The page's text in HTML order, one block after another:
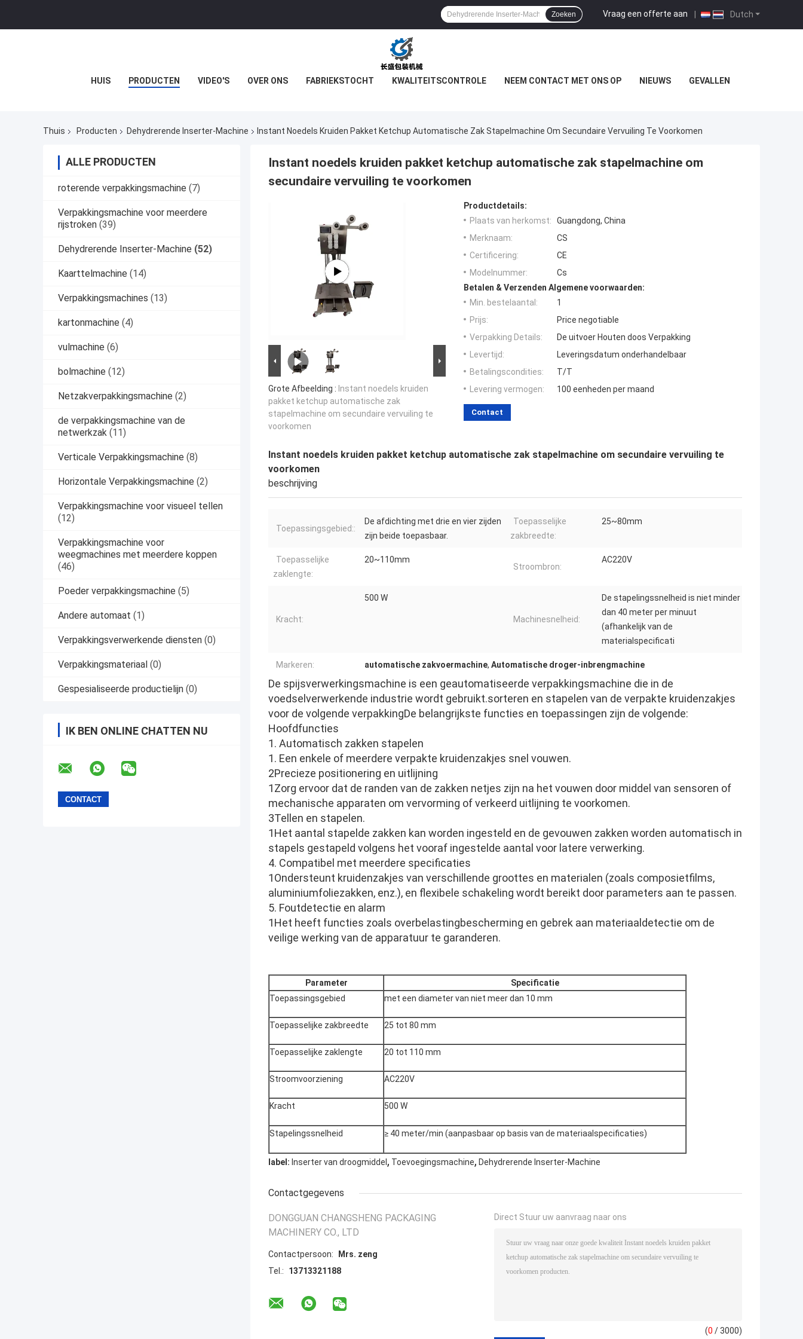
Dutch
Vraag een offerte aan |
Zoeken
HUIS PRODUCTEN VIDEO'S OVER ONS FABRIEKSTOCHT KWALITEITSCONTROLE NEEM CONTACT MET ONS OP NIEUWS GEVALLEN
Thuis Producten Dehydrerende Inserter-Machine Instant Noedels Kruiden Pakket Ketchup Automatische Zak Stapelmachine Om Secundaire Vervuiling Te Voorkomen
ALLE PRODUCTEN
roterende verpakkingsmachine (7)
Verpakkingsmachine voor meerdere
rijstroken (39)
Dehydrerende Inserter-Machine (52)
Kaarttelmachine (14)
Verpakkingsmachines (13)
kartonmachine (4)
vulmachine (6)
bolmachine (12)
Netzakverpakkingsmachine (2)
de verpakkingsmachine van de
netwerkzak (11)
Verticale Verpakkingsmachine (8)
Horizontale Verpakkingsmachine (2)
Verpakkingsmachine voor visueel tellen
(12)
Verpakkingsmachine voor
weegmachines met meerdere koppen
(46)
Poeder verpakkingsmachine (5)
Andere automaat (1)
Verpakkingsverwerkende diensten (0)
Verpakkingsmateriaal (0)
Gespesialiseerde productielijn (0)
IK BEN ONLINE CHATTEN NU
Instant noedels kruiden pakket ketchup automatische zak stapelmachine om
secundaire vervuiling te voorkomen
Grote Afbeelding : Instant noedels kruiden
pakket ketchup automatische zak
stapelmachine om secundaire vervuiling te
voorkomen
Productdetails:
Plaats van herkomst:
Guangdong, China
Merknaam:
CS
Certificering:
CE
Modelnummer:
Cs
Betalen & Verzenden Algemene voorwaarden:
Min. bestelaantal:
1
Prijs:
Price negotiable
Verpakking Details:
De uitvoer Houten doos Verpakking
Levertijd:
Leveringsdatum onderhandelbaar
Betalingscondities:
T/T
Levering vermogen:
100 eenheden per maand
Contact
Instant noedels kruiden pakket ketchup automatische zak stapelmachine om secundaire vervuiling te
voorkomen
beschrijving
Toepassingsgebied::
De afdichting met drie en vier zijden
zijn beide toepasbaar.
Toepasselijke
zakbreedte:
25~80mm
Toepasselijke
zaklengte:
20~110mm
Stroombron:
AC220V
Kracht:
500 W
Machinesnelheid:
De stapelingssnelheid is niet minder
dan 40 meter per minuut
(afhankelijk van de
materialspecificati
Markeren: automatische zakvoermachine, Automatische droger-inbrengmachine
De spijsverwerkingsmachine is een geautomatiseerde verpakkingsmachine die in de
voedselverwerkende industrie wordt gebruikt.sorteren en stapelen van de verpakte kruidenzakjes
voor de volgende verpakkingDe belangrijkste functies en toepassingen zijn de volgende:
Hoofdfuncties
1. Automatisch zakken stapelen
1. Een enkele of meerdere verpakte kruidenzakjes snel vouwen.
2Precieze positionering en uitlijning
1Zorg ervoor dat de randen van de zakken netjes zijn na het vouwen door middel van sensoren of
mechanische apparaten om vervorming of verkeerd uitlijning te voorkomen.
3Tellen en stapelen.
1Het aantal stapelde zakken kan worden ingesteld en de gevouwen zakken worden automatisch in
stapels gestapeld volgens het vooraf ingestelde aantal voor latere verwerking.
4. Compatibel met meerdere specificaties
1Ondersteunt kruidenzakjes van verschillende groottes en materialen (zoals composietfilms,
aluminiumfoliezakken, enz.), en flexibele schakeling wordt bereikt door parameters aan te passen.
5. Foutdetectie en alarm
1Het heeft functies zoals overbelastingbescherming en gebrek aan materiaaldetectie om de
veilige werking van de apparatuur te garanderen.
Parameter
Specificatie
Toepassingsgebied
met een diameter van niet meer dan 10 mm
Toepasselijke zakbreedte 25 tot 80 mm
Toepasselijke zaklengte 20 tot 110 mm
Stroomvoorziening AC220V
Kracht 500 W
Stapelingssnelheid ≥ 40 meter/min (aanpasbaar op basis van de materiaalspecificaties)
label: Inserter van droogmiddel , Toevoegingsmachine, Dehydrerende Inserter-Machine
Contactgegevens
DONGGUAN CHANGSHENG PACKAGING
MACHINERY CO., LTD
Contactpersoon:
Mrs. zeng
Tel.:
13713321188
Direct Stuur uw aanvraag naar ons
(0 / 3000)